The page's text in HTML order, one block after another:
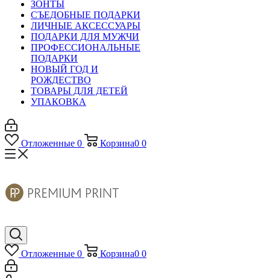
ЗОНТЫ
СЪЕДОБНЫЕ ПОДАРКИ
ЛИЧНЫЕ АКСЕССУАРЫ
ПОДАРКИ ДЛЯ МУЖЧИ
ПРОФЕССИОНАЛЬНЫЕ
ПОДАРКИ
НОВЫЙ ГОД И
РОЖДЕСТВО
ТОВАРЫ ДЛЯ ДЕТЕЙ
УПАКОВКА
Отложенные 0 Корзина0 0
Отложенные 0 Корзина0 0